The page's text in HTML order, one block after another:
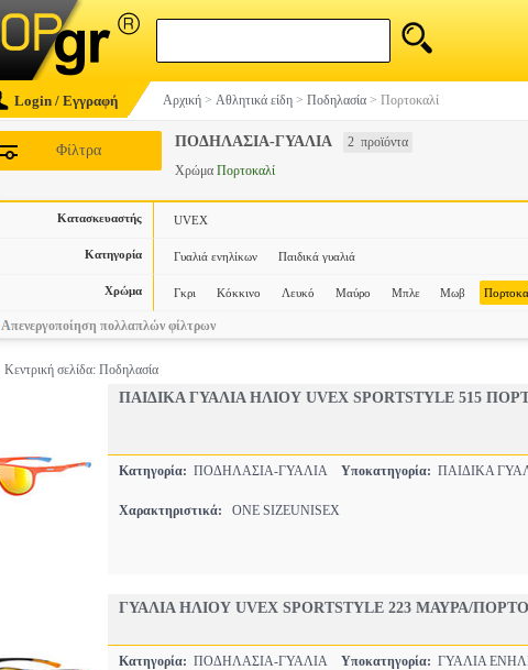
Login / Εγγραφή Αρχική > Αθλητικά είδη > Ποδηλασία > Πορτοκαλί
ΠΟΔΗΛΑΣΙΑ-ΓΥΑΛΙΑ 2 προϊόντα
Φίλτρα
Χρώμα Πορτοκαλί
Κατασκευαστής UVEX
Κατηγορία Γυαλιά ενηλίκων Παιδικά γυαλιά
Χρώμα Γκρι Κόκκινο Λευκό Μαύρο Μπλε Μωβ
Απενεργοποίηση πολλαπλών φίλτρων
Κεντρική σελίδα: Ποδηλασία
ΠΑΙΔΙΚΑ ΓΥΑΛΙΑ ΗΛΙΟΥ UVEX SPORTSTYLE 515
Κατηγορία: ΠΟΔΗΛΑΣΙΑ-ΓΥΑΛΙΑ Υποκατηγορία: ΠΑΙΔΙΚΑ
Χαρακτηριστικά: ONE SIZEUNISEX
ΓΥΑΛΙΑ ΗΛΙΟΥ UVEX SPORTSTYLE 223 ΜΑΥΡΑ/
Κατηγορία: ΠΟΔΗΛΑΣΙΑ-ΓΥΑΛΙΑ Υποκατηγορία: ΓΥΑΛΙΑ